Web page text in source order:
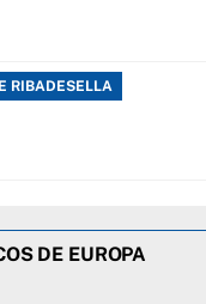
RIBADESELLA
DE EUROPA